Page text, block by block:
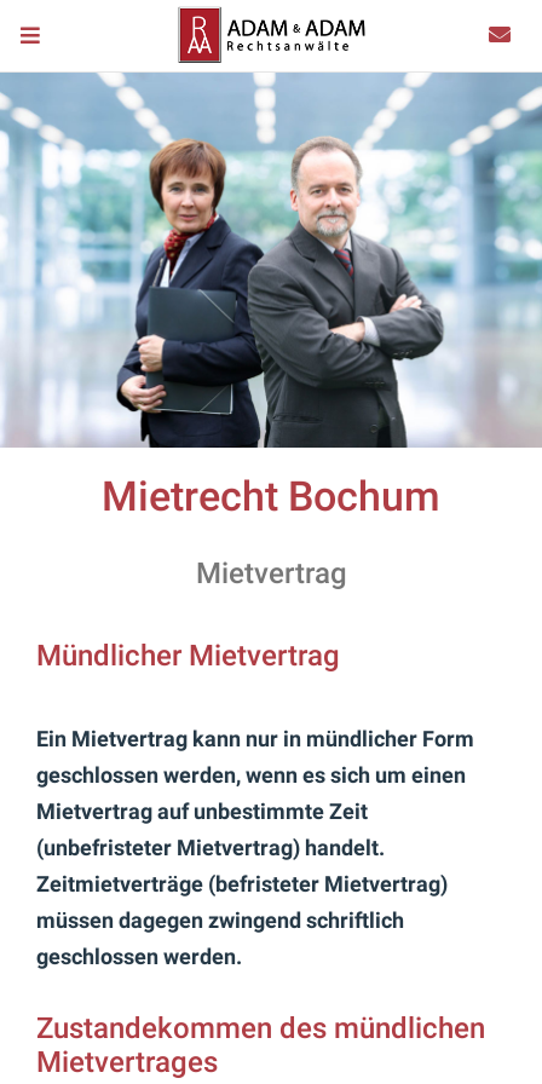
Mietrecht Bochum
Mietvertrag
Mündlicher Mietvertrag
Ein Mietvertrag kann nur in mündlicher Form
geschlossen werden, wenn es sich um einen
Mietvertrag auf unbestimmte Zeit
(unbefristeter Mietvertrag) handelt.
Zeitmietverträge (befristeter Mietvertrag)
müssen dagegen zwingend schriftlich
geschlossen werden.
Zustandekommen des mündlichen
Mietvertrages